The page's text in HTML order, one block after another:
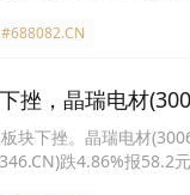
#688082.CN
挫，晶瑞电材
块下挫。晶瑞电材
跌4.86%报58.2